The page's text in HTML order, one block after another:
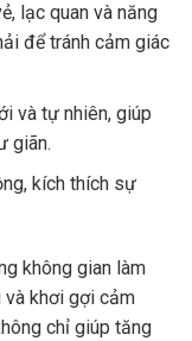
lạc quan và năng
để tránh cảm giác
và tự nhiên, giúp
giãn.
kích thích sự
không gian làm
khơi gợi cảm
chỉ giúp tăng